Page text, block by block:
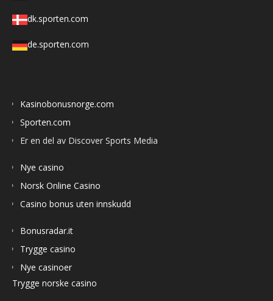
dk.sporten.com
de.sporten.com
Kasinobonusnorge.com
Sporten.com
Er en del av Discover Sports Media
Nye casino
Norsk Online Casino
Casino bonus uten innskudd
Bonusradar.it
Trygge casino
Nye casinoer
Trygge norske casino